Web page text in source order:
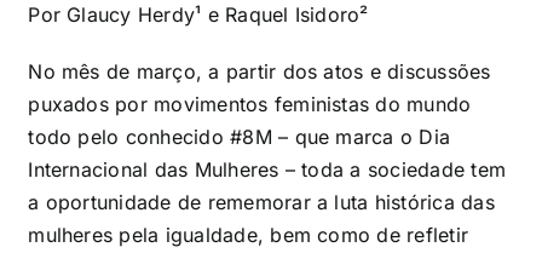
Por Glaucy Herdy¹ e Raquel Isidoro²
No mês de março, a partir dos atos e discussões
puxados por movimentos feministas do mundo
todo pelo conhecido #8M – que marca o Dia
Internacional das Mulheres – toda a sociedade tem
a oportunidade de rememorar a luta histórica das
mulheres pela igualdade, bem como de refletir